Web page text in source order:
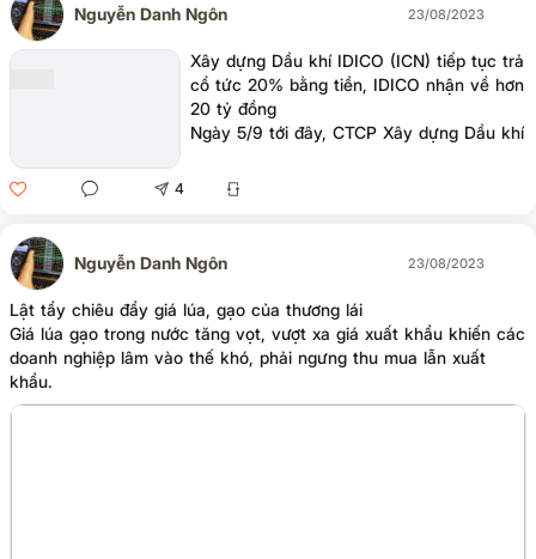
Nguyễn Danh Ngôn 23/08/2023
Xây dựng Dầu khí IDICO (ICN) tiếp tục trả
cổ tức 20% bằng tiền, IDICO nhận về hơn
20 tỷ đồng
Ngày 5/9 tới đây, CTCP Xây dựng Dầu khí
cổ đông tạm ứng cổ tức năm 2023 bằng
đồng.
4
Nguyễn Danh Ngôn 23/08/2023
Lật tẩy chiêu đẩy giá lúa, gạo của thương lái
Giá lúa gạo trong nước tăng vọt, vượt xa giá xuất khẩu khiến các
doanh nghiệp lâm vào thế khó, phải ngưng thu mua lẫn xuất
khẩu.